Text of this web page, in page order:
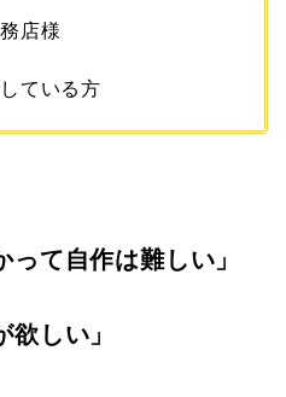
店様
ている方
って自作は難しい」
欲しい」